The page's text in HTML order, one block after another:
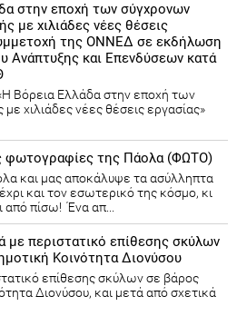
στην εποχή των σύγχρονων
με χιλιάδες νέες θέσεις
της ΟΝΝΕΔ σε εκδήλωση
Ανάπτυξης και Επενδύσεων κατά
Βόρεια Ελλάδα στην εποχή των
χιλιάδες νέες θέσεις εργασίας»
φωτογραφίες της Πάολα (ΦΩΤΟ)
και μας αποκάλυψε τα ασύλληπτα
και τον εσωτερικό της κόσμο, κι
από πίσω! Ένα απ...
με περιστατικό επίθεσης σκύλων
Κοινότητα Διονύσου
επίθεσης σκύλων σε βάρος
Διονύσου, και μετά από σχετικά